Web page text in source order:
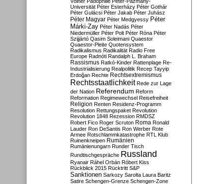
Universität Péter Esterházy Péter Gothár
Péter Gulácsi Péter Jakab Péter Juhász
Péter Magyar Péter Medgyessy Péter
Márki-Zay Péter Nadás Péter
Niedermüller Péter Polt Péter Róna Péter
Szijjártó Qasim Soleimani Quaestor
Quaestor-Pleite Quotensystem
Radikalismus Radikalität Radio Free
Europe Radnóti Randalph L. Braham
Rassismus Ratkó-Kinder Rattenplage Re-
Industrialisierung Realpolitik Recep Tayyip
Erdoğan Rechte Rechtsextremismus
Rechtsstaatlichkeit Rede zur Lage
der Nation Referendum Reform
Reformation Regimewechsel Reisefreiheit
Religion Renten Residenz-Programm
Resolution Rettungspaket Revolution
Revolution 1848 Rezession RMDSZ
Robert Fico Roger Scruton Roma Ronald
Lauder Ron DeSantis Ron Werber Rote
Armee Rotschlammkatastrophe RTL Klub
Ruinenkneipen Rumänien
Rumänienungarn Runder Tisch
Rundtischgespräche Russland
Ryanair Ráhel Orbán Róbert Kiss
Rückblick 2015 Rücktritt S&P
Sanktionen Sarkozy Sarolta Laura Baritz
Satire Schengen-Grenze Schengen-Zone